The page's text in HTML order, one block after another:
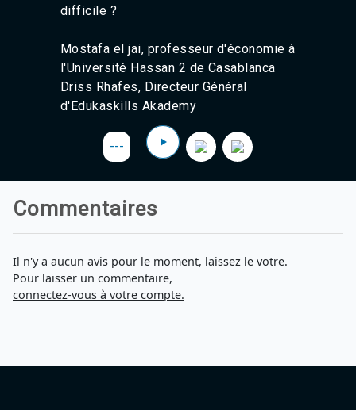
Guelmim 91.9
Tan-Tan 95.2
Tafraout 104.9
difficile ?
Mostafa el jai, professeur d'économie à
l'Université Hassan 2 de Casablanca
Driss Rhafes, Directeur Général
d'Edukaskills Akademy
---
Commentaires
Il n'y a aucun avis pour le moment, laissez le votre.
Pour laisser un commentaire,
connectez-vous à votre compte.